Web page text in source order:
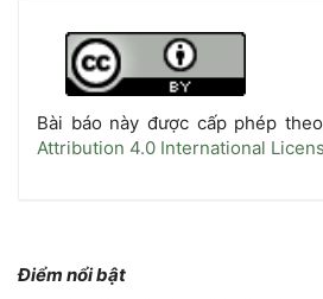
Chi
tiết
bài
Bài báo này được cấp phép theo
Attribution 4.0 International
Điểm nổi bật